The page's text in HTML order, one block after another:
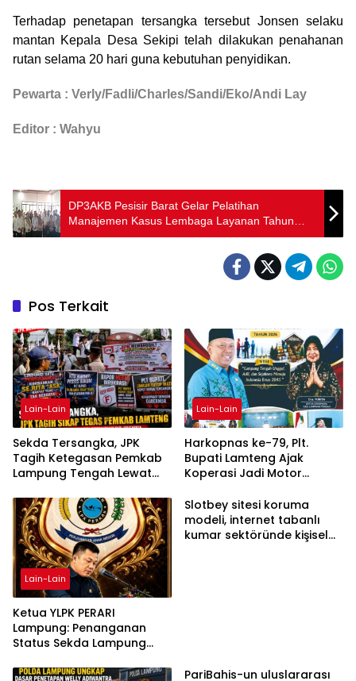
Terhadap penetapan tersangka tersebut Jonsen selaku
mantan Kepala Desa Sekipi telah dilakukan penahanan
rutan selama 20 hari guna kebutuhan penyidikan.
Pewarta : Verly/Fadli/Charles/Sandi/Eko/Andi Lay
Editor : Wahyu
DP3AKB Pesisir Barat Gelar Pelatihan
Manajemen Kasus Lembaga Layanan Tahun
2025
Pos Terkait
Lain-Lain
Sekda Tersangka, JPK
Tagih Ketegasan Pemkab
Lampung Tengah Lewat
Lain-Lain
Harkopnas ke-79, Plt.
Bupati Lamteng Ajak
Koperasi Jadi Motor
Lain-Lain
Ketua YLPK PERARI
Lampung: Penanganan
Status Sekda Lampung
Berdasarkan Aturan,
Slotbey sitesi koruma
modeli, internet tabanlı
kumar sektöründe kişisel
PariBahis-un uluslararası